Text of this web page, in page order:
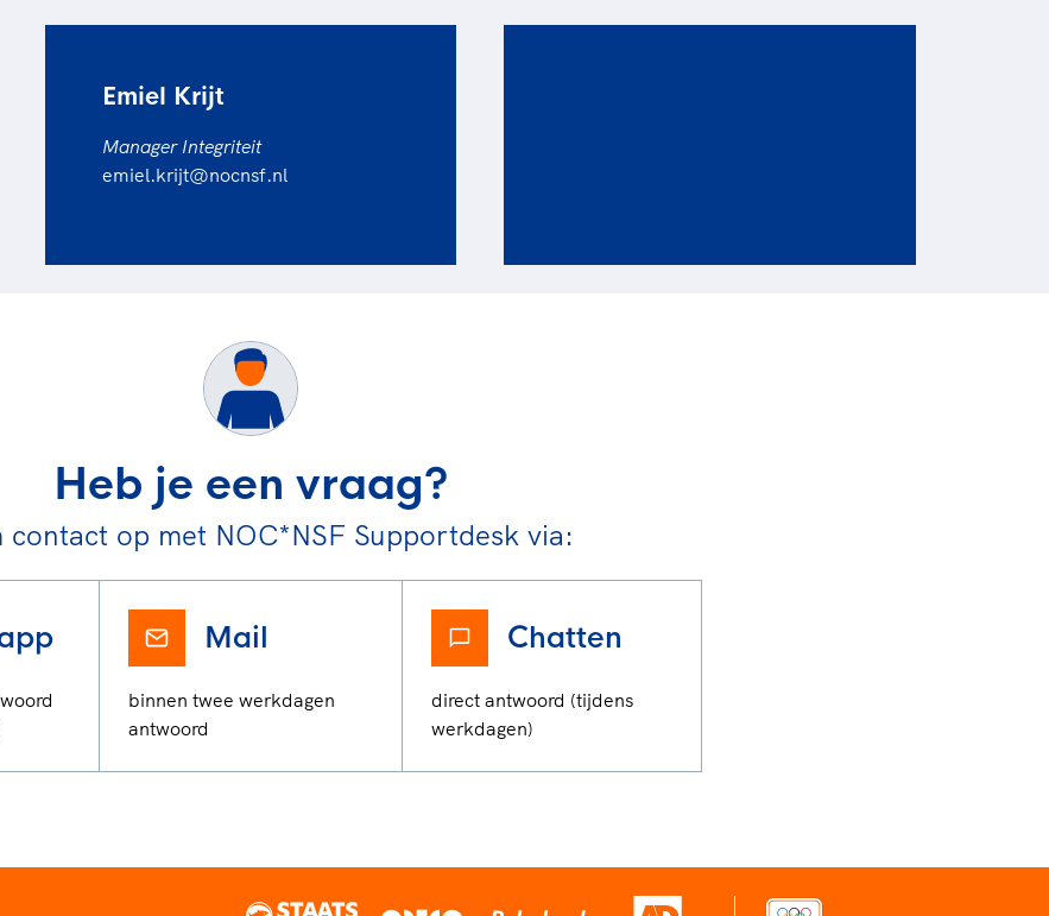
Emiel Krijt
Manager Integriteit
emiel.krijt@nocnsf.nl
Heb je een vraag?
contact op met NOC*NSF Supportdesk via:
Mail
binnen twee werkdagen
antwoord
Chatten
direct antwoord (tijdens
werkdagen)